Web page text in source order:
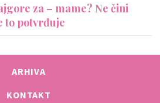
za – mame? Ne čini
to potvrđuje
ARHIVA
KONTAKT